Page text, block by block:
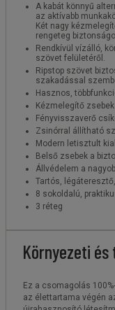
A kabát könnyű
az aktívabb
Két nagy
rengeteg
Rendkívül vízálló,
szövet felületéről.
Ripstop szövet
szakadással
Hasznos,
Kézmelegítő zsebek
Fényvisszaverő
Zsinórral állítható
Modern letisztult
Belső zsebek a
Állvédelem a
Tartós,
8 sokoldalú,
3 réteg
Környezeti
Ez a csomagolás
az élettartama végén